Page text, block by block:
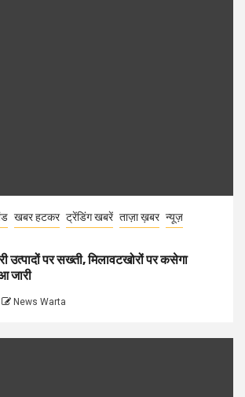
खबर हटकर ट्रेंडिंग खबरें ताज़ा ख़बर न्यूज़
उत्पादों पर सख्ती, मिलावटखोरों पर कसेगा
जारी
News Warta